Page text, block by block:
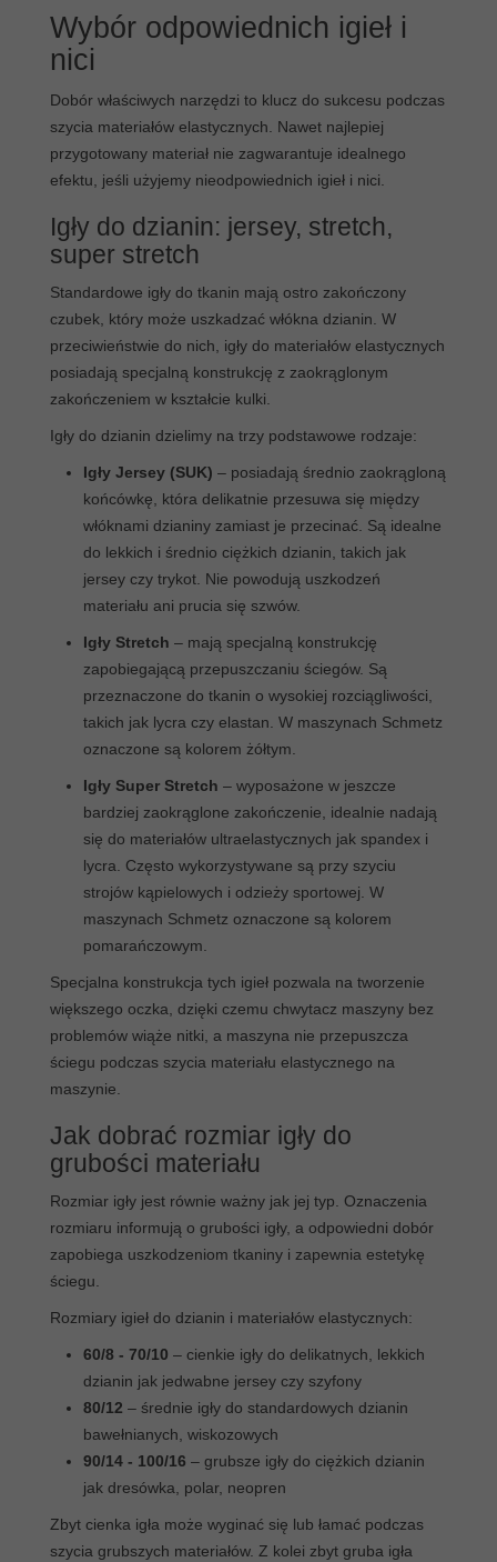
Wybór odpowiednich igieł i
nici
Dobór właściwych narzędzi to klucz do sukcesu podczas
szycia materiałów elastycznych. Nawet najlepiej
przygotowany materiał nie zagwarantuje idealnego
efektu, jeśli użyjemy nieodpowiednich igieł i nici.
Igły do dzianin: jersey, stretch,
super stretch
Standardowe igły do tkanin mają ostro zakończony
czubek, który może uszkadzać włókna dzianin. W
przeciwieństwie do nich, igły do materiałów elastycznych
posiadają specjalną konstrukcję z zaokrąglonym
zakończeniem w kształcie kulki.
Igły do dzianin dzielimy na trzy podstawowe rodzaje:
Igły Jersey (SUK) – posiadają średnio zaokrągloną
końcówkę, która delikatnie przesuwa się między
włóknami dzianiny zamiast je przecinać. Są idealne
do lekkich i średnio ciężkich dzianin, takich jak
jersey czy trykot. Nie powodują uszkodzeń
materiału ani prucia się szwów.
Igły Stretch – mają specjalną konstrukcję
zapobiegającą przepuszczaniu ściegów. Są
przeznaczone do tkanin o wysokiej rozciągliwości,
takich jak lycra czy elastan. W maszynach Schmetz
oznaczone są kolorem żółtym.
Igły Super Stretch – wyposażone w jeszcze
bardziej zaokrąglone zakończenie, idealnie nadają
się do materiałów ultraelastycznych jak spandex i
lycra. Często wykorzystywane są przy szyciu
strojów kąpielowych i odzieży sportowej. W
maszynach Schmetz oznaczone są kolorem
pomarańczowym.
Specjalna konstrukcja tych igieł pozwala na tworzenie
większego oczka, dzięki czemu chwytacz maszyny bez
problemów wiąże nitki, a maszyna nie przepuszcza
ściegu podczas szycia materiału elastycznego na
maszynie.
Jak dobrać rozmiar igły do
grubości materiału
Rozmiar igły jest równie ważny jak jej typ. Oznaczenia
rozmiaru informują o grubości igły, a odpowiedni dobór
zapobiega uszkodzeniom tkaniny i zapewnia estetykę
ściegu.
Rozmiary igieł do dzianin i materiałów elastycznych:
60/8 - 70/10 – cienkie igły do delikatnych, lekkich
dzianin jak jedwabne jersey czy szyfony
80/12 – średnie igły do standardowych dzianin
bawełnianych, wiskozowych
90/14 - 100/16 – grubsze igły do ciężkich dzianin
jak dresówka, polar, neopren
Zbyt cienka igła może wyginać się lub łamać podczas
szycia grubszych materiałów. Z kolei zbyt gruba igła